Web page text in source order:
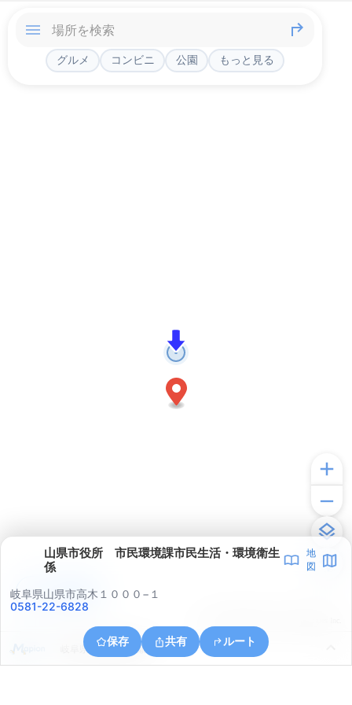
グルメ コンビニ 公園 もっと見る
山県市役所 市民環境課市民生活・環境衛生
係
地
図
岐阜県山県市高木１０００−１
0581-22-6828
保存 共有 ルート
岐阜県山県市西深瀬
アプリで見る